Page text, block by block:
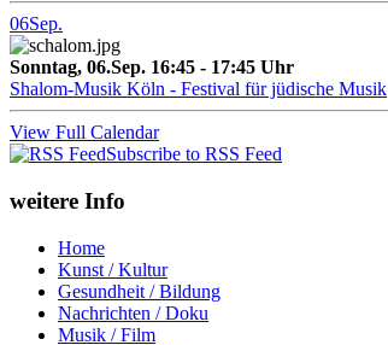
06Sep.
Sonntag, 06.Sep. 16:45 - 17:45 Uhr
Shalom-Musik Köln - Festival für jüdische Musik
View Full Calendar
Subscribe to RSS Feed
weitere Info
Home
Kunst / Kultur
Gesundheit / Bildung
Nachrichten / Doku
Musik / Film